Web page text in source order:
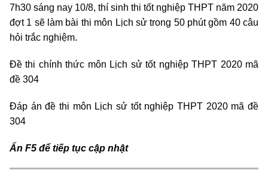
7h30 sáng nay 10/8, thí sinh thi tốt nghiệp THPT năm 2020
đợt 1 sẽ làm bài thi môn Lịch sử trong 50 phút gồm 40 câu
hỏi trắc nghiệm.
Đề thi chính thức môn Lịch sử tốt nghiệp THPT 2020 mã
đề 304
Đáp án đề thi môn Lịch sử tốt nghiệp THPT 2020 mã đề
304
Ấn F5 để tiếp tục cập nhật